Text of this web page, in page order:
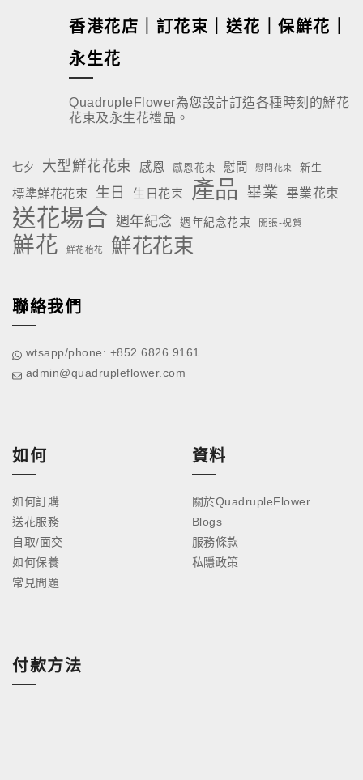
香港花店｜訂花束｜送花｜保鮮花｜
永生花
QuadrupleFlower為您設計訂造各種時刻的鮮花
花束及永生花禮品。
七夕 大型鮮花花束 感恩 感恩花束 慰問 慰問花束 新生
標準鮮花花束 生日 生日花束 產品 畢業 畢業花束
送花場合 週年紀念 週年紀念花束 開張-祝賀
鮮花 鮮花枱花 鮮花花束
聯絡我們
wtsapp/phone: +852 6826 9161
admin@quadrupleflower.com
如何
如何訂購
送花服務
自取/面交
如何保養
常見問題
資料
關於QuadrupleFlower
Blogs
服務條款
私隱政策
付款方法